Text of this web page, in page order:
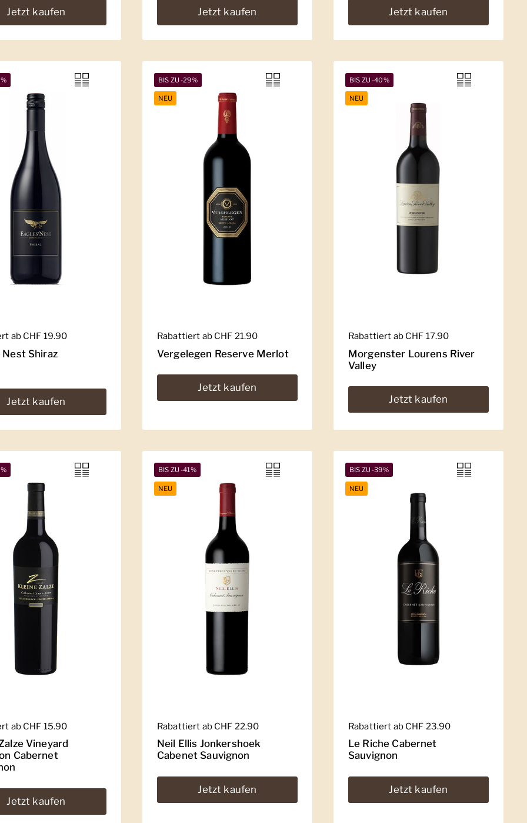
Jetzt kaufen Jetzt kaufen Jetzt kaufen
Preis
ab CHF 19.90
Nest Shiraz
Jetzt kaufen
Regulärer Preis
Rabattiert ab CHF 21.90
Vergelegen Reserve Merlot
Jetzt kaufen
BIS ZU -29%
NEU
Regulärer Preis
Rabattiert ab CHF 17.90
Morgenster Lourens River
Valley
Jetzt kaufen
BIS ZU -40%
NEU
Preis
ab CHF 15.90
Vineyard
Cabernet
Jetzt kaufen
Regulärer Preis
Rabattiert ab CHF 22.90
Neil Ellis Jonkershoek
Cabenet Sauvignon
Jetzt kaufen
BIS ZU -41%
NEU
Regulärer Preis
Rabattiert ab CHF 23.90
Le Riche Cabernet
Sauvignon
Jetzt kaufen
BIS ZU -39%
NEU